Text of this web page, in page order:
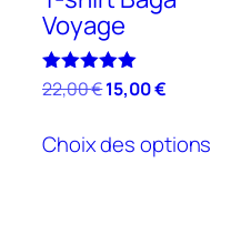
Voyage
Note
5.00
22,00€Le
initial
était :
15,00€Le
actuel
est :
Choix des options